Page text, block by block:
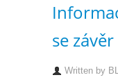
se
Written by